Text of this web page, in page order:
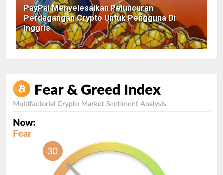
PayPal Menyelesaikan Peluncuran
Perdagangan Crypto Untuk Pengguna Di
Inggris